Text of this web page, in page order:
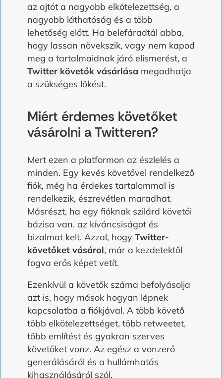
az ajtót a nagyobb elkötelezettség, a
nagyobb láthatóság és a több
lehetőség előtt. Ha belefáradtál abba,
hogy lassan növekszik, vagy nem kapod
meg a tartalmaidnak járó elismerést, a
Twitter követők vásárlása megadhatja
a szükséges lökést.
Miért érdemes követőket
vásárolni a Twitteren?
Mert ezen a platformon az észlelés a
minden. Egy kevés követővel rendelkező
fiók, még ha érdekes tartalommal is
rendelkezik, észrevétlen maradhat.
Másrészt, ha egy fióknak szilárd követői
bázisa van, az kíváncsiságot és
bizalmat kelt. Azzal, hogy Twitter-
követőket vásárol, már a kezdetektől
fogva erős képet vetít.
Ezenkívül a követők száma befolyásolja
azt is, hogy mások hogyan lépnek
kapcsolatba a fiókjával. A több követő
több elkötelezettséget, több retweetet,
több említést és gyakran szerves
követőket vonz. Az egész a vonzerő
generálásáról és a hullámhatás
kihasználásáról szól.